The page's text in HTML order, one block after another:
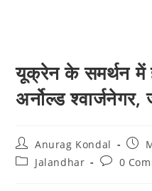
यूक्रेन के समर्थन में
अर्नोल्ड श्वार्जनेगर,
Anurag Kondal
Jalandhar
0